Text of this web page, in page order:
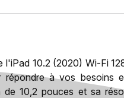
10.2 (2020) Wi-Fi
à vos besoins
de 10,2 pouces et sa